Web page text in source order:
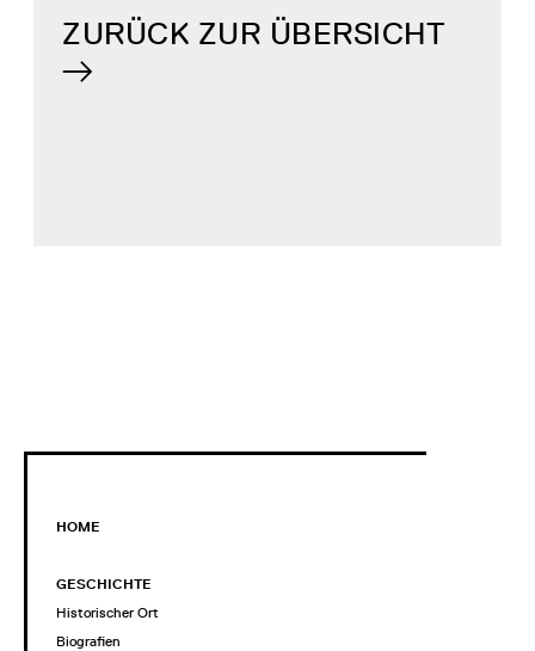
ZURÜCK ZUR ÜBERSICHT
HOME
GESCHICHTE
Historischer Ort
Biografien